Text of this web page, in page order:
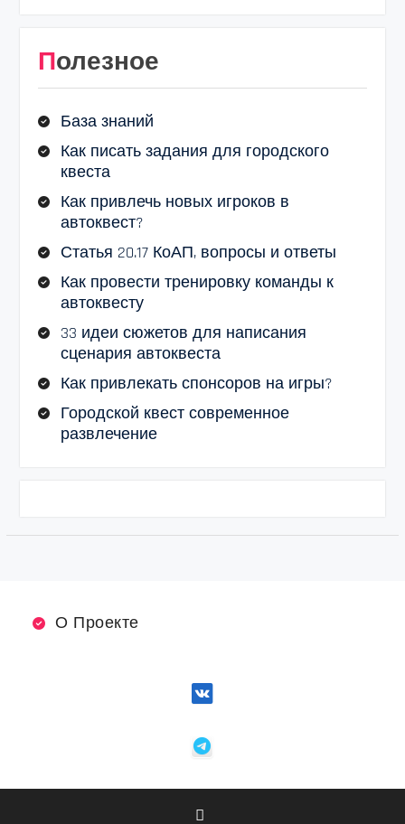
Полезное
База знаний
Как писать задания для городского
квеста
Как привлечь новых игроков в
автоквест?
Статья 20.17 КоАП, вопросы и ответы
Как провести тренировку команды к
автоквесту
33 идеи сюжетов для написания
сценария автоквеста
Как привлекать спонсоров на игры?
Городской квест современное
развлечение
О Проекте